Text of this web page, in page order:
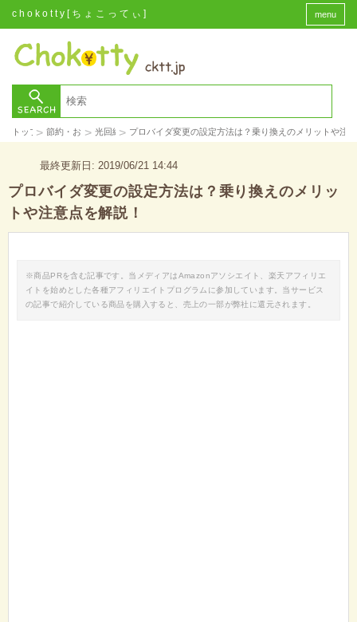
chokotty[ちょこってぃ] menu
トップ> 節約・お金
> 光回線> プロバイダ変更の設定方法は？乗り換えのメリットや注
最終更新日: 2019/06/21 14:44
プロバイダ変更の設定方法は？乗り換えのメリッ
トや注意点を解説！
※商品PRを含む記事です。当メディアはAmazonアソシエイト、楽天アフィリエ
イトを始めとした各種アフィリエイトプログラムに参加しています。当サービス
の記事で紹介している商品を購入すると、売上の一部が弊社に還元されます。